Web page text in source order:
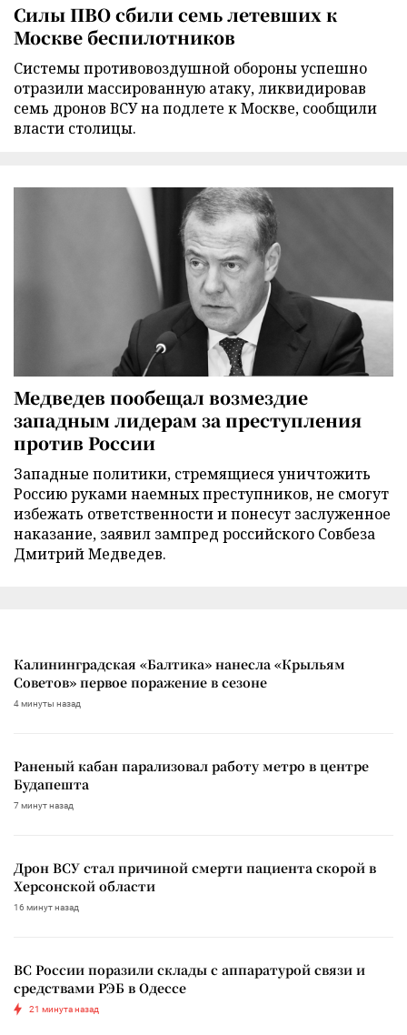
Силы ПВО сбили семь летевших к
Москве беспилотников
Cистемы противовоздушной обороны успешно
отразили массированную атаку, ликвидировав
семь дронов ВСУ на подлете к Москве, сообщили
власти столицы.
Медведев пообещал возмездие
западным лидерам за преступления
против России
Западные политики, стремящиеся уничтожить
Россию руками наемных преступников, не смогут
избежать ответственности и понесут заслуженное
наказание, заявил зампред российского Совбеза
Дмитрий Медведев.
Калининградская «Балтика» нанесла «Крыльям
Советов» первое поражение в сезоне
4 минуты назад
Раненый кабан парализовал работу метро в центре
Будапешта
7 минут назад
Дрон ВСУ стал причиной смерти пациента скорой в
Херсонской области
16 минут назад
ВС России поразили склады с аппаратурой связи и
средствами РЭБ в Одессе
21 минута назад